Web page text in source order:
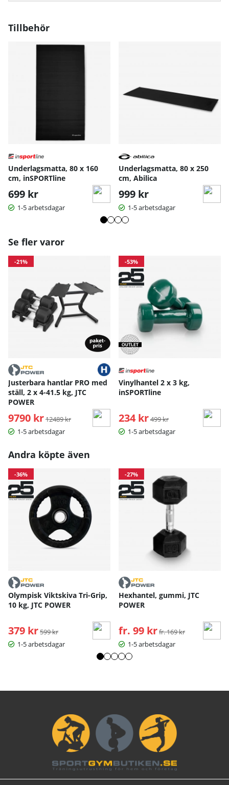
Tillbehör
Underlagsmatta, 80 x 160
cm, inSPORTline
699 kr
1-5 arbetsdagar
Underlagsmatta, 80 x 250
cm, Abilica
999 kr
1-5 arbetsdagar
Se fler varor
-21%
Justerbara hantlar PRO med
ställ, 2 x 4-41.5 kg, JTC
POWER
9790 kr Ordinarie pris:
12489 kr
1-5 arbetsdagar
-53%
Vinylhantel 2 x 3 kg,
inSPORTline
234 kr Ordinarie pris:
499 kr
1-5 arbetsdagar
Andra köpte även
-36%
Olympisk Viktskiva Tri-Grip,
10 kg, JTC POWER
379 kr Ordinarie pris:
599 kr
1-5 arbetsdagar
-27%
Hexhantel, gummi, JTC
POWER
fr. 99 kr Ordinarie pris:
fr. 169 kr
1-5 arbetsdagar